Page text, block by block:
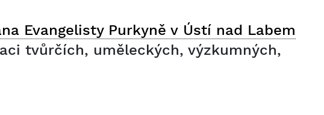
Evangelisty Purkyně v Ústí nad Labem
tvůrčích, uměleckých, výzkumných,